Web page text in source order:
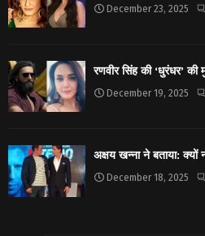
December 23, 2025
रणवीर सिंह की ‘धुरंधर’ की
December 19, 2025
अक्षय खन्ना ने बताया:
December 18, 2025